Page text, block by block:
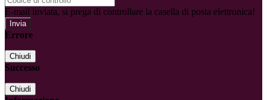
E-mail inviata, si prega di controllare la casella di posta elettronica!
Errore
Chiudi
Successo
Chiudi